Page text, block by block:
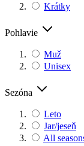
Krátky
Pohlavie
Muž
Unisex
Sezóna
Leto
Jar/jeseň
All